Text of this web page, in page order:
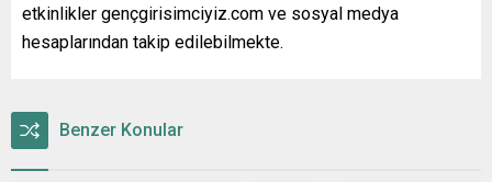
etkinlikler gençgirisimciyiz.com ve sosyal medya
hesaplarından takip edilebilmekte.
Benzer Konular